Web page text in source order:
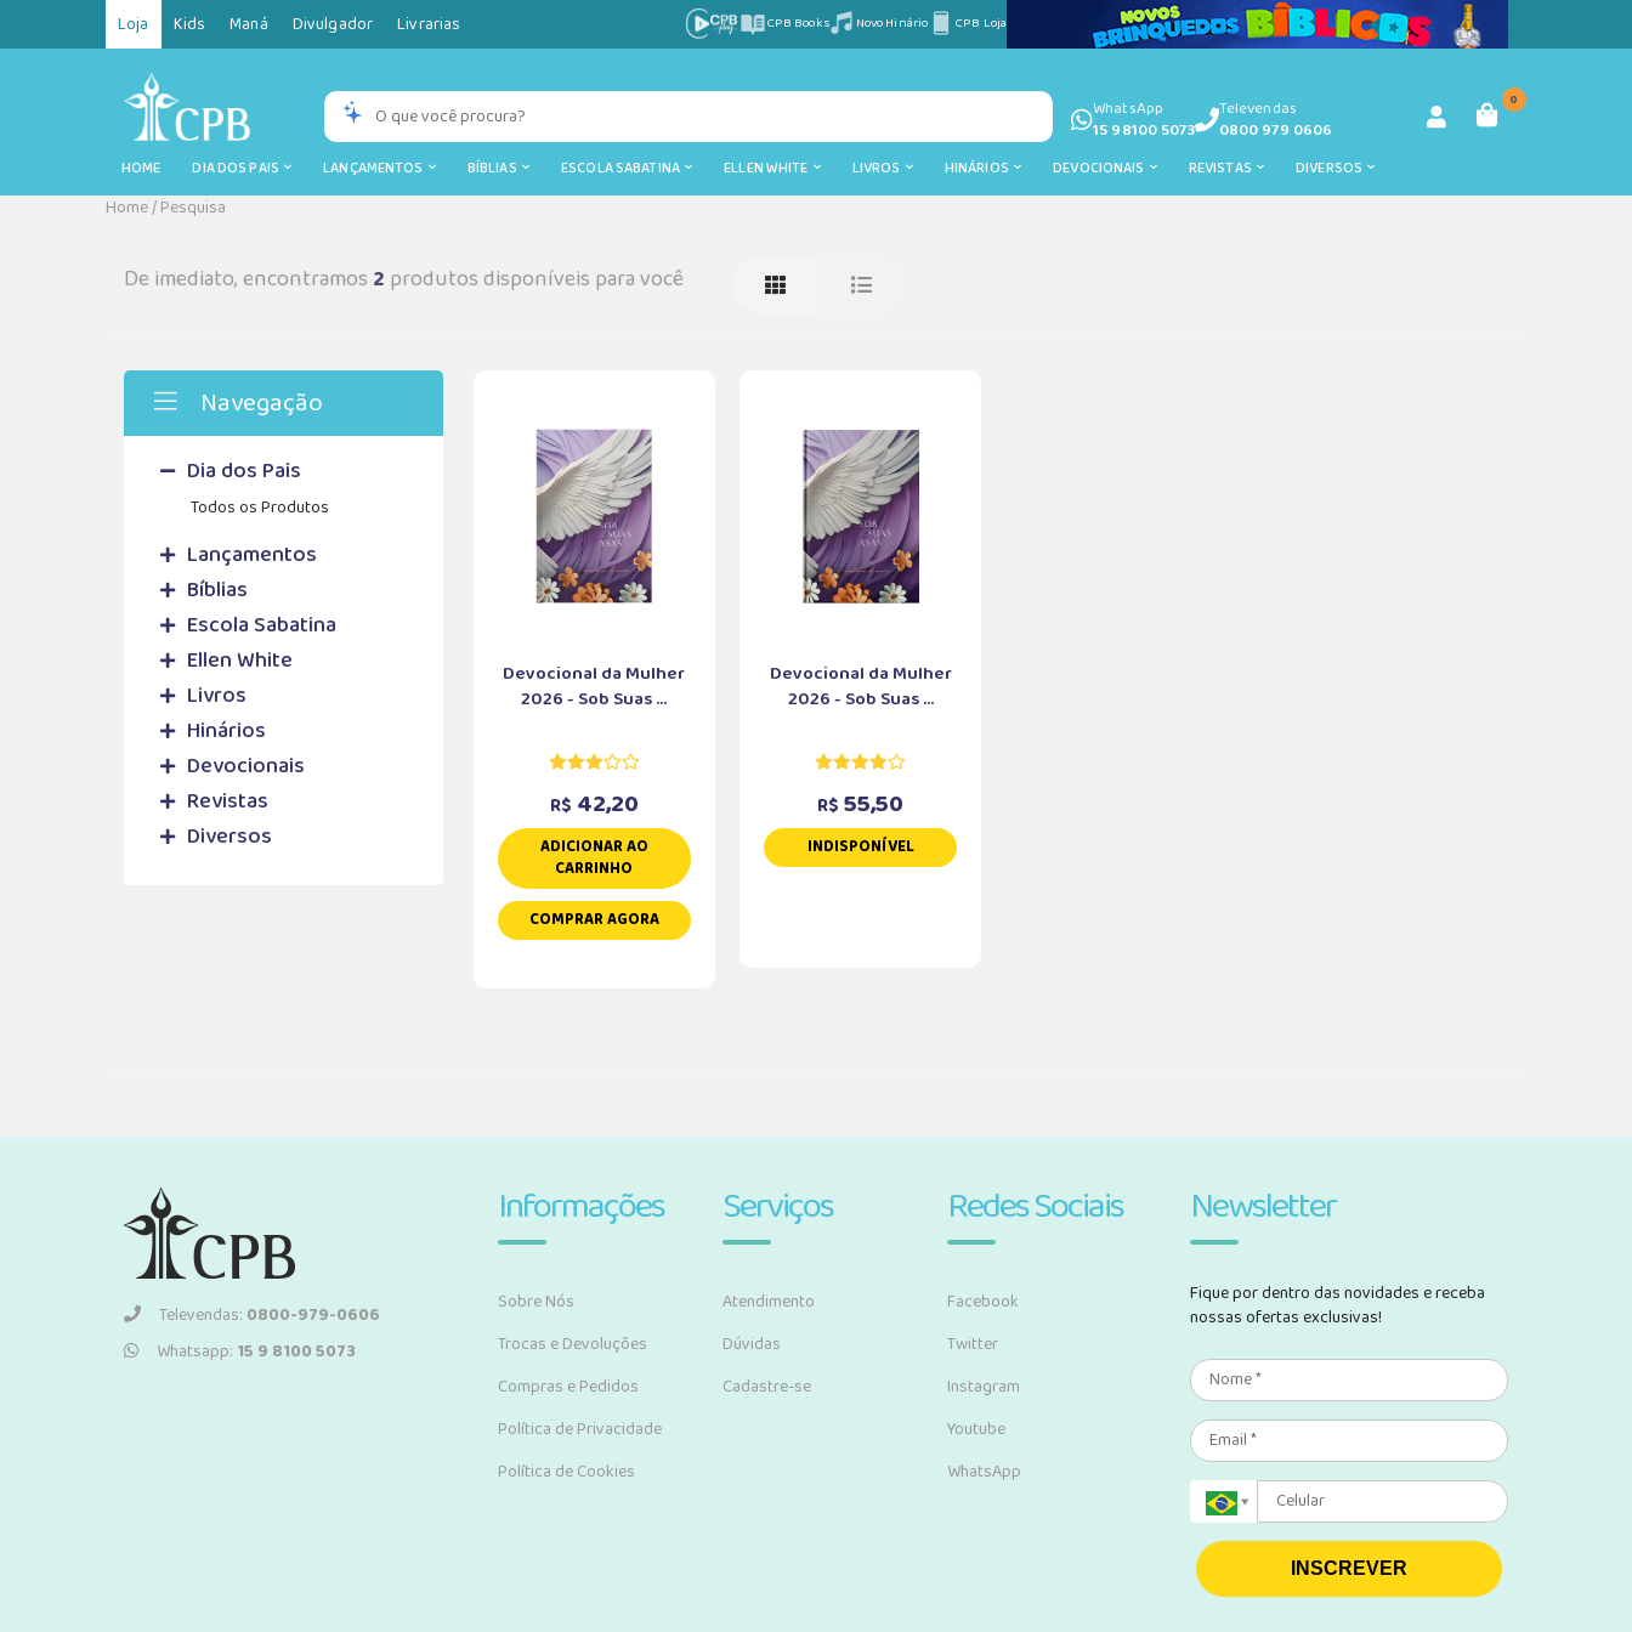
Loja Kids Maná Divulgador Livrarias CPB Books Novo Hinário CPB Loja
WhatsApp
15 98100 5073
Televendas
0800 979 0606
0
HOME DIA DOS PAIS LANÇAMENTOS BÍBLIAS ESCOLA SABATINA ELLEN WHITE LIVROS HINÁRIOS DEVOCIONAIS REVISTAS DIVERSOS
Home/Pesquisa
De imediato, encontramos 2 produtos disponíveis para você
Navegação
Dia dos Pais
Todos os Produtos
Lançamentos
Bíblias
Escola Sabatina
Ellen White
Livros
Hinários
Devocionais
Revistas
Diversos
Devocional da Mulher
2026 - Sob Suas ...
R$ 42,20
ADICIONAR AO
CARRINHO
COMPRAR AGORA
Devocional da Mulher
2026 - Sob Suas ...
R$ 55,50
INDISPONÍVEL
Televendas: 0800-979-0606
Whatsapp: 15 9 8100 5073
Informações
Sobre Nós
Trocas e Devoluções
Compras e Pedidos
Política de Privacidade
Política de Cookies
Serviços
Atendimento
Dúvidas
Cadastre-se
Redes Sociais
Facebook
Twitter
Instagram
Youtube
WhatsApp
Newsletter
Fique por dentro das novidades e receba
nossas ofertas exclusivas!
INSCREVER